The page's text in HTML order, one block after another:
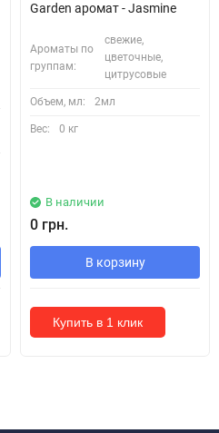
Garden аромат - Jasmine
Ароматы по
группам:
свежие,
цветочные,
цитрусовые
Объем, мл: 2мл
Вес: 0 кг
В наличии
0 грн.
В корзину
Купить в 1 клик